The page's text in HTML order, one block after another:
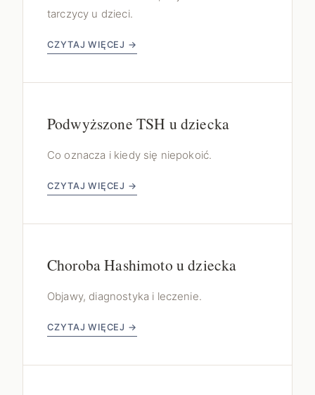
tarczycy u dzieci.
CZYTAJ WIĘCEJ →
Podwyższone TSH u dziecka
Co oznacza i kiedy się niepokoić.
CZYTAJ WIĘCEJ →
Choroba Hashimoto u dziecka
Objawy, diagnostyka i leczenie.
CZYTAJ WIĘCEJ →